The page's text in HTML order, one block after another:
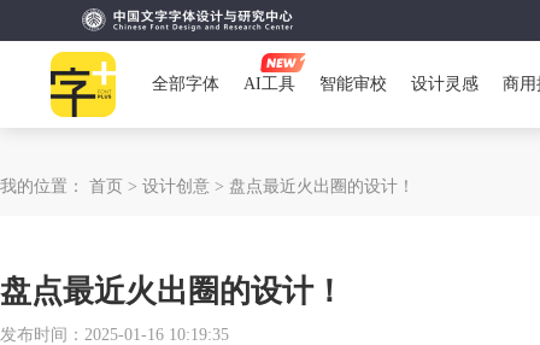
全部字体 AI工具 智能审校 设计灵感 商用
我的位置： 首页 > 设计创意 > 盘点最近火出圈的设计！
盘点最近火出圈的设计！
发布时间：2025-01-16 10:19:35